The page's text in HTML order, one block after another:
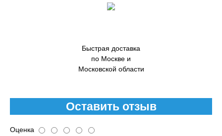
Быстрая доставка
по Москве и
Московской области
Оставить отзыв
Оценка